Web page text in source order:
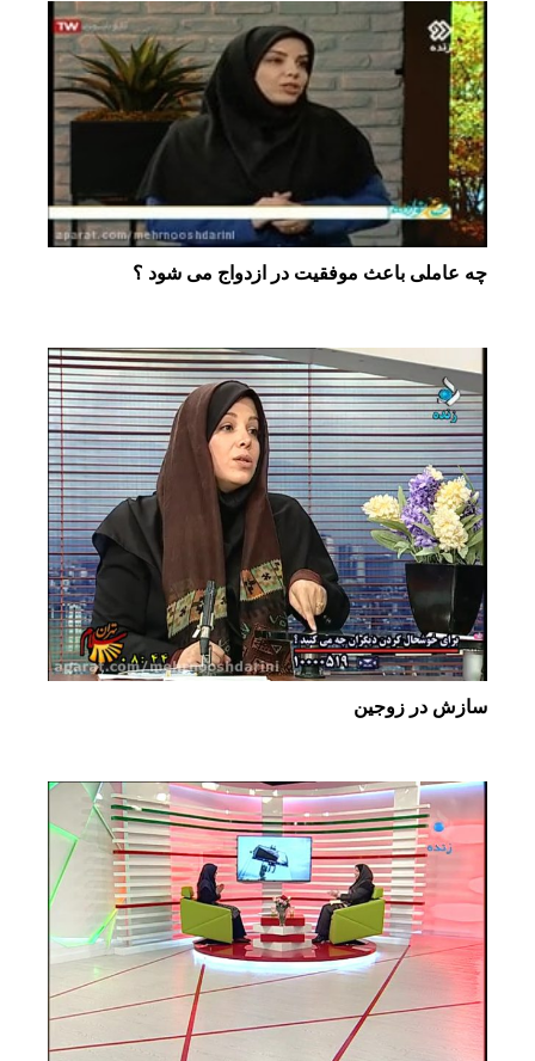
چه عاملی باعث موفقیت در ازدواج می شود ؟
سازش در زوجین